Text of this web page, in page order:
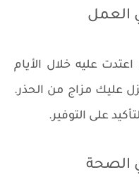
العمل
عليه خلال الأيام
عليك مزاج من الحذر.
على التوفير.
الصحة